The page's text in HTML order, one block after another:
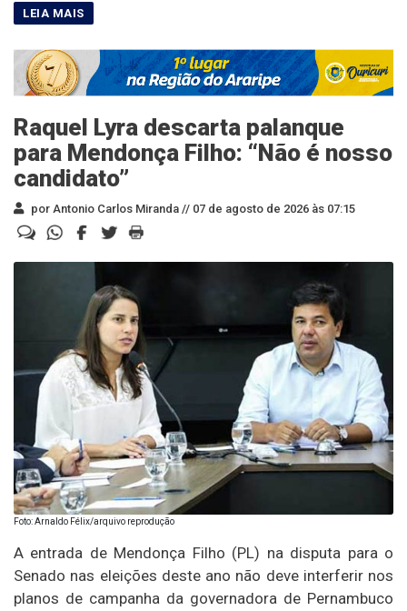
Raquel Lyra descarta palanque
para Mendonça Filho: “Não é nosso
candidato”
por Antonio Carlos Miranda // 07 de agosto de 2026 às 07:15
Foto: Arnaldo Félix/arquivo reprodução
A entrada de Mendonça Filho (PL) na disputa para o
Senado nas eleições deste ano não deve interferir nos
planos de campanha da governadora de Pernambuco